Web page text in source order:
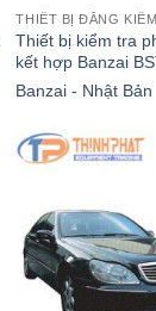
THIẾT BỊ ĐĂNG KIỂM
Thiết bị kiểm tra
kết hợp Banzai
Banzai - Nhật Bản